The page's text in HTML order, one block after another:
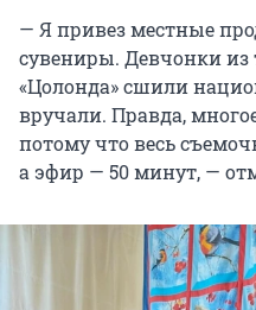
— Я привез местные
сувениры. Девчонки из
«Цолонда» сшили
вручали. Правда,
потому что весь
а эфир — 50 минут, —